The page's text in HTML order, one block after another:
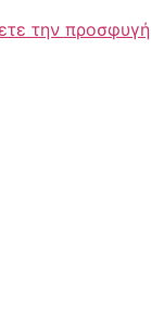
την προσφυγή